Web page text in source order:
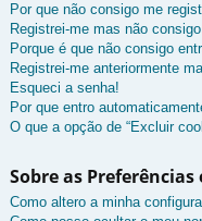
Por que não consigo me
Registrei-me mas não
Porque é que não consigo
Registrei-me anteriormente
Esqueci a senha!
Por que entro
O que a opção de “Excluir
Sobre as
Como altero a minha